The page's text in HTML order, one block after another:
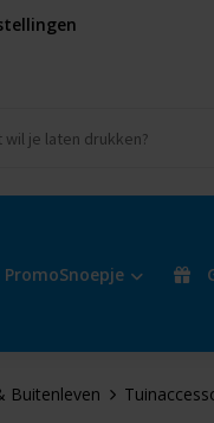
PromoSnoepje
Buitenleven